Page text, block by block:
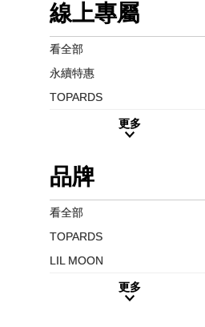
線上專屬
看全部
永續特惠
TOPARDS
更多
品牌
看全部
TOPARDS
LIL MOON
更多